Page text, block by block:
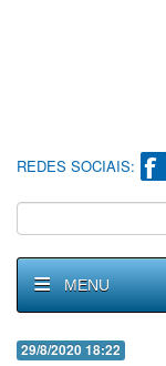
REDES SOCIAIS:
MENU
29/8/2020 18:22